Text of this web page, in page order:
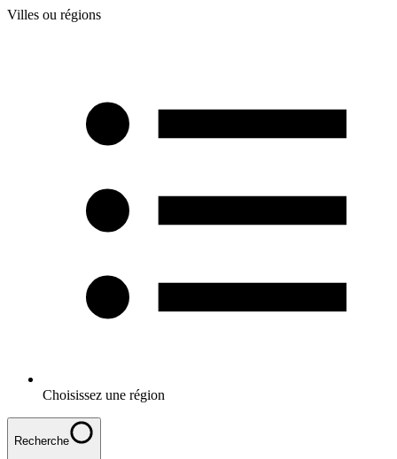
Villes ou régions
Choisissez une région
Recherche